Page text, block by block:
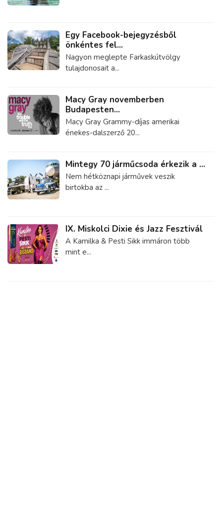
Egy Facebook-bejegyzésből
önkéntes fel...
Nagyon meglepte Farkaskútvölgy
tulajdonosait a...
Macy Gray novemberben
Budapesten...
Macy Gray Grammy-díjas amerikai
énekes-dalszerző 20...
Mintegy 70 járműcsoda érkezik a ...
Nem hétköznapi járművek veszik
birtokba az ...
IX. Miskolci Dixie és Jazz Fesztivál
A Kamilka & Pesti Sikk immáron több
mint e...